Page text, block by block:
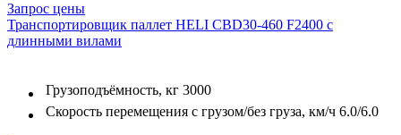
Запрос цены
Транспортировщик паллет HELI CBD30-460 F2400 с
длинными вилами
Грузоподъёмность, кг 3000
Скорость перемещения с грузом/без груза, км/ч 6.0/6.0